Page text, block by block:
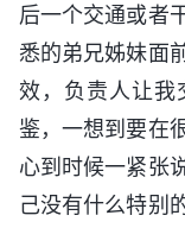
后一个交通或者
悉的弟兄姊妹面
效，负责人让我
鉴，一想到要在
心到时候一紧张
己没有什么特别